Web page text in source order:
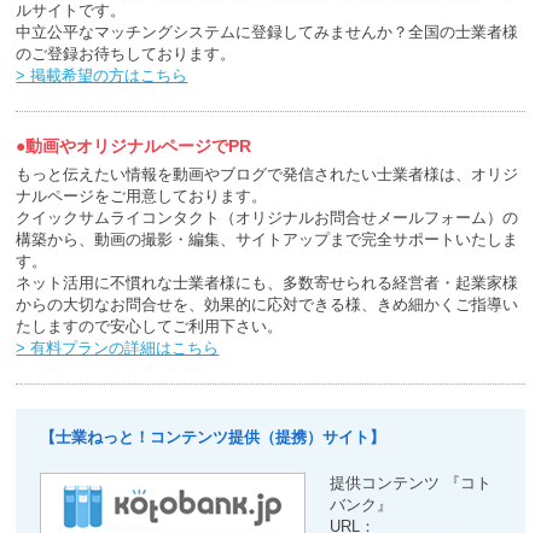
ルサイトです。
中立公平なマッチングシステムに登録してみませんか？全国の士業者様
のご登録お待ちしております。
> 掲載希望の方はこちら
●動画やオリジナルページでPR
もっと伝えたい情報を動画やブログで発信されたい士業者様は、オリジ
ナルページをご用意しております。
クイックサムライコンタクト（オリジナルお問合せメールフォーム）の
構築から、動画の撮影・編集、サイトアップまで完全サポートいたしま
す。
ネット活用に不慣れな士業者様にも、多数寄せられる経営者・起業家様
からの大切なお問合せを、効果的に応対できる様、きめ細かくご指導い
たしますので安心してご利用下さい。
> 有料プランの詳細はこちら
【士業ねっと！コンテンツ提供（提携）サイト】
提供コンテンツ 『コト
バンク』
URL：